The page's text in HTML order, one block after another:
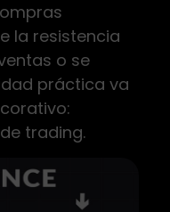
la resistencia
o se
práctica va
trading.